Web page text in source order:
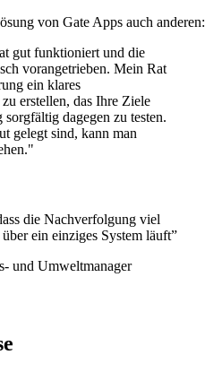
von Gate Apps auch anderen:
gut funktioniert und die
vorangetrieben. Mein Rat
ein klares
erstellen, das Ihre Ziele
dagegen zu testen.
gelegt sind, kann man
die Nachverfolgung viel
ein einziges System läuft”
und Umweltmanager